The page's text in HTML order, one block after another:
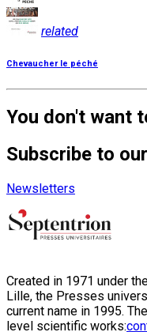
related
Chevaucher le péché
You don't want
Subscribe to
Newsletters
Created in 1971 under
Lille, the Presses
current name in 1995.
level scientific works: